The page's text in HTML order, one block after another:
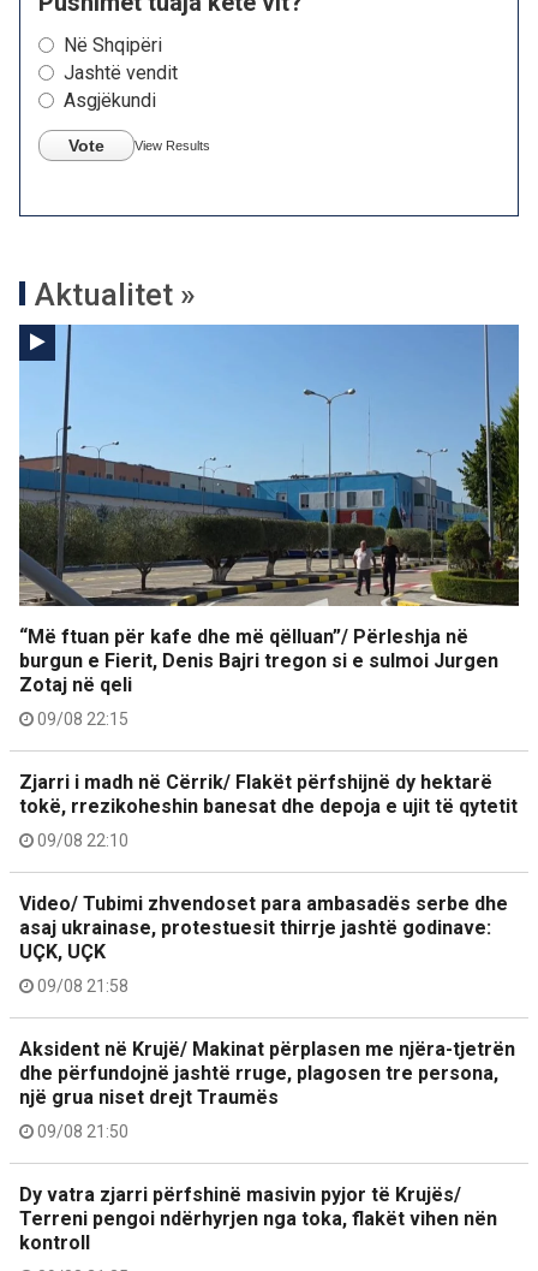
Në Shqipëri
Jashtë vendit
Asgjëkundi
Vote View Results
Aktualitet »
“Më ftuan për kafe dhe më qëlluan”/ Përleshja në
burgun e Fierit, Denis Bajri tregon si e sulmoi Jurgen
Zotaj në qeli
09/08 22:15
Zjarri i madh në Cërrik/ Flakët përfshijnë dy hektarë
tokë, rrezikoheshin banesat dhe depoja e ujit të qytetit
09/08 22:10
Video/ Tubimi zhvendoset para ambasadës serbe dhe
asaj ukrainase, protestuesit thirrje jashtë godinave:
UÇK, UÇK
09/08 21:58
Aksident në Krujë/ Makinat përplasen me njëra-tjetrën
dhe përfundojnë jashtë rruge, plagosen tre persona,
një grua niset drejt Traumës
09/08 21:50
Dy vatra zjarri përfshinë masivin pyjor të Krujës/
Terreni pengoi ndërhyrjen nga toka, flakët vihen nën
kontroll